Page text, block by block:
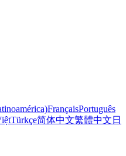
FrançaisPortuguês
Türkçe简体中文繁體中文 日